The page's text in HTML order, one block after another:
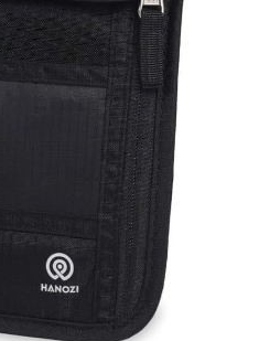
aux toutes dernières
fonctionnalités et
technologies de
pointe L’ÉTUI DE
TRANSPORT
minimaliste en
mousse dense, avec
fermeture à glissière
et pochette intérieure
pour les câbles, vous
permet d’emporter
votre casque et ses
accessoires partout